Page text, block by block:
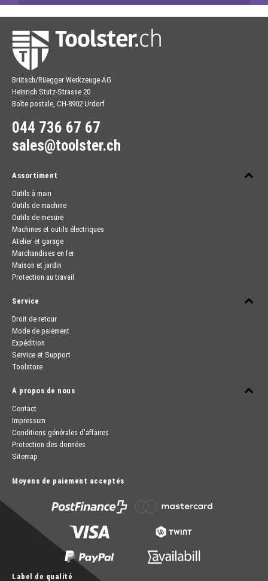
Brütsch/Rüegger Werkzeuge AG
Heinrich Stutz-Strasse 20
Boîte postale, CH-8902 Urdorf
044 736 67 67
sales@toolster.ch
Assortiment
Outils à main
Outils de machine
Outils de mesure
Machines et outils électriques
Atelier et garage
Marchandises en fer
Maison et jardin
Protection au travail
Service
Droit de retour
Mode de paiement
Expédition
Service et Support
Toolstore
À propos de nous
Contact
Impressum
Conditions générales d'affaires
Protection des données
Sitemap
Moyens de paiement acceptés
Label de qualité